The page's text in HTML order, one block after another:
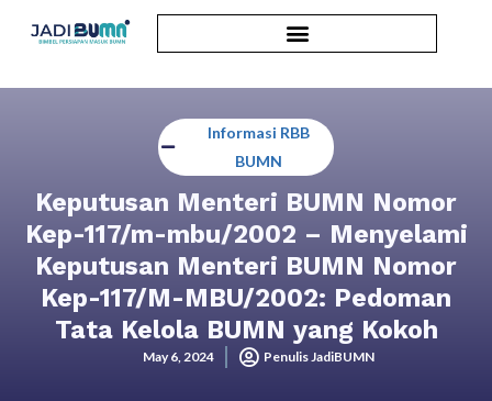
Informasi RBB
BUMN
Keputusan Menteri BUMN Nomor
Kep-117/m-mbu/2002 – Menyelami
Keputusan Menteri BUMN Nomor
Kep-117/M-MBU/2002: Pedoman
Tata Kelola BUMN yang Kokoh
May 6, 2024 Penulis JadiBUMN